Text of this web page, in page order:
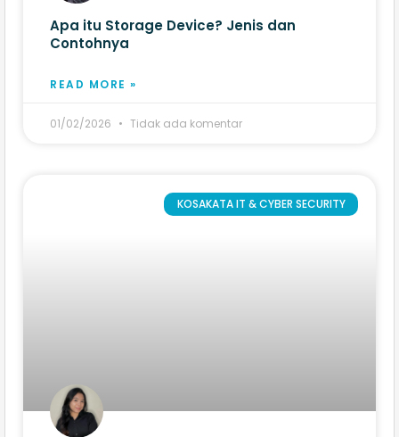
Apa itu Storage Device? Jenis dan
Contohnya
READ MORE »
01/02/2026 Tidak ada komentar
KOSAKATA IT & CYBER SECURITY